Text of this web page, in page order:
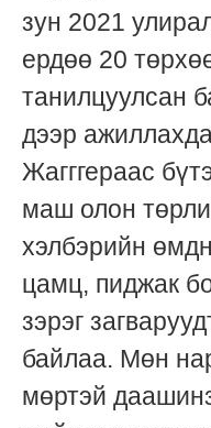
зун 2021
ердөө 20
танилцуулсан
дээр
Жагггераас
маш олон
хэлбэрийн
цамц, пиджак
зэрэг
байлаа. Мөн
мөртэй